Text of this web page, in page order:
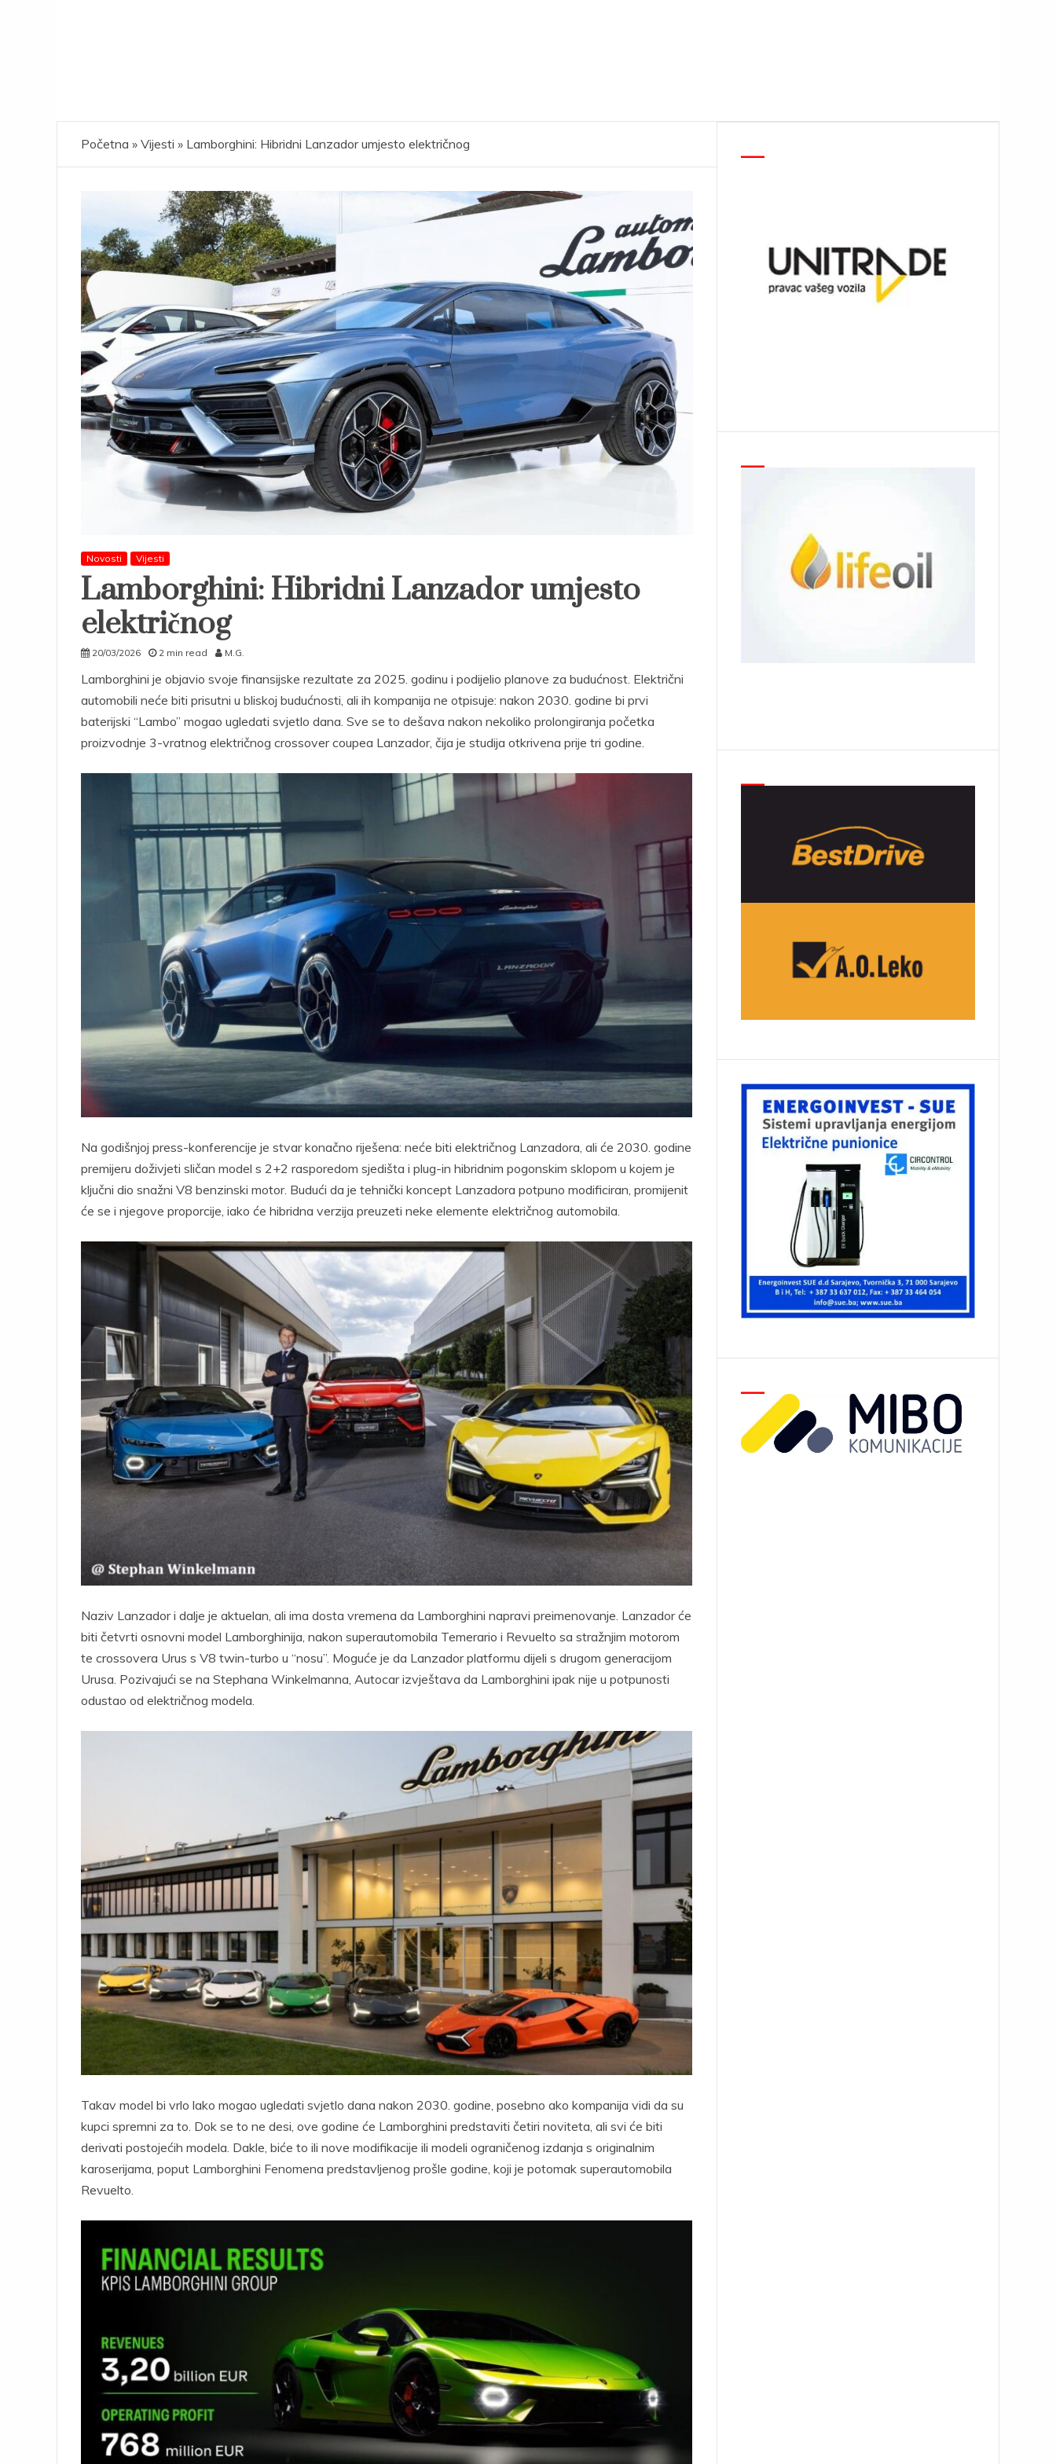
Početna » Vijesti » Lamborghini: Hibridni Lanzador umjesto električnog
Novosti Vijesti
Lamborghini: Hibridni Lanzador umjesto
električnog
20/03/2026 2 min read M.G.
Lamborghini je objavio svoje finansijske rezultate za 2025. godinu i podijelio planove za budućnost. Električni
automobili neće biti prisutni u bliskoj budućnosti, ali ih kompanija ne otpisuje: nakon 2030. godine bi prvi
baterijski “Lambo” mogao ugledati svjetlo dana. Sve se to dešava nakon nekoliko prolongiranja početka
proizvodnje 3-vratnog električnog crossover coupea Lanzador, čija je studija otkrivena prije tri godine.
Na godišnjoj press-konferencije je stvar konačno riješena: neće biti električnog Lanzadora, ali će 2030. godine
premijeru doživjeti sličan model s 2+2 rasporedom sjedišta i plug-in hibridnim pogonskim sklopom u kojem je
ključni dio snažni V8 benzinski motor. Budući da je tehnički koncept Lanzadora potpuno modificiran, promijenit
će se i njegove proporcije, iako će hibridna verzija preuzeti neke elemente električnog automobila.
Naziv Lanzador i dalje je aktuelan, ali ima dosta vremena da Lamborghini napravi preimenovanje. Lanzador će
biti četvrti osnovni model Lamborghinija, nakon superautomobila Temerario i Revuelto sa stražnjim motorom
te crossovera Urus s V8 twin-turbo u “nosu”. Moguće je da Lanzador platformu dijeli s drugom generacijom
Urusa. Pozivajući se na Stephana Winkelmanna, Autocar izvještava da Lamborghini ipak nije u potpunosti
odustao od električnog modela.
Takav model bi vrlo lako mogao ugledati svjetlo dana nakon 2030. godine, posebno ako kompanija vidi da su
kupci spremni za to. Dok se to ne desi, ove godine će Lamborghini predstaviti četiri noviteta, ali svi će biti
derivati ​​postojećih modela. Dakle, biće to ili nove modifikacije ili modeli ograničenog izdanja s originalnim
karoserijama, poput Lamborghini Fenomena predstavljenog prošle godine, koji je potomak superautomobila
Revuelto.